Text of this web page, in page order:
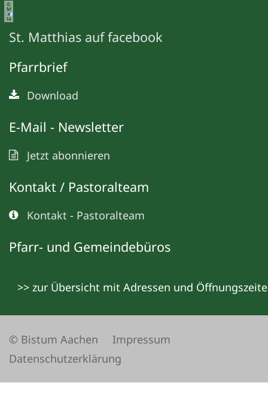
©
M
e
ta
St. Matthias auf facebook
Pfarrbrief
Download
E-Mail - Newsletter
Jetzt abonnieren
Kontakt / Pastoralteam
Kontakt - Pastoralteam
Pfarr- und Gemeindebüros
>> zur Übersicht mit Adressen und
© Bistum Aachen
Impressum
Datenschutzerklärung